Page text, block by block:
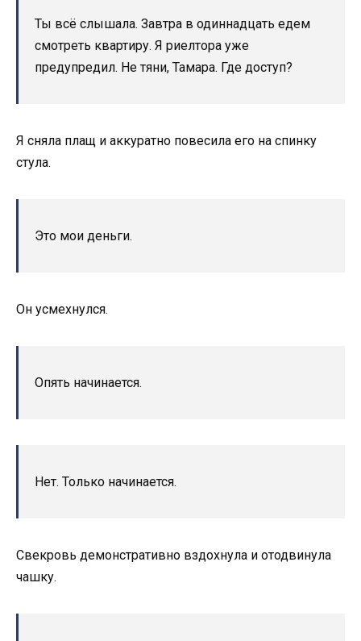
Ты всё слышала. Завтра в одиннадцать едем
смотреть квартиру. Я риелтора уже
предупредил. Не тяни, Тамара. Где доступ?
Я сняла плащ и аккуратно повесила его на спинку
стула.
Это мои деньги.
Он усмехнулся.
Опять начинается.
Нет. Только начинается.
Свекровь демонстративно вздохнула и отодвинула
чашку.